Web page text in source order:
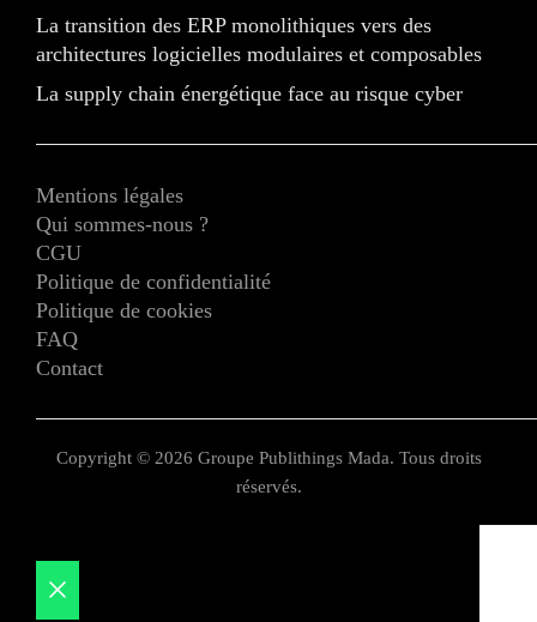
La transition des ERP monolithiques vers des
architectures logicielles modulaires et composables
La supply chain énergétique face au risque cyber
Mentions légales
Qui sommes-nous ?
CGU
Politique de confidentialité
Politique de cookies
FAQ
Contact
Copyright © 2026 Groupe Publithings Mada. Tous droits
réservés.